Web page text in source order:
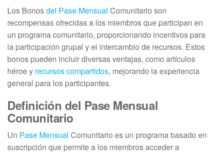
Los Bonosdel Pase Mensual Comunitario son
recompensas ofrecidas a los miembros que participan en
un programa comunitario, proporcionando incentivos para
la participación grupal y el intercambio de recursos. Estos
bonos pueden incluir diversas ventajas, como artículos
héroe y recursos compartidos, mejorando la experiencia
general para los participantes.
Definición del Pase Mensual
Comunitario
Un Pase Mensual Comunitario es un programa basado en
suscripción que permite a los miembros acceder a